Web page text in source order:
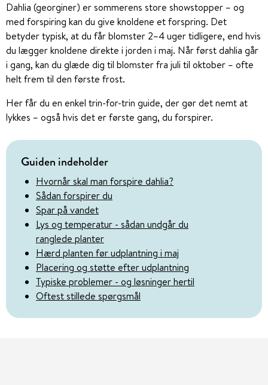
Dahlia (georginer) er sommerens store showstopper – og
med forspiring kan du give knoldene et forspring. Det
betyder typisk, at du får blomster 2–4 uger tidligere, end hvis
du lægger knoldene direkte i jorden i maj. Når først dahlia går
i gang, kan du glæde dig til blomster fra juli til oktober – ofte
helt frem til den første frost.
Her får du en enkel trin-for-trin guide, der gør det nemt at
lykkes – også hvis det er første gang, du forspirer.
Guiden indeholder
Hvornår skal man forspire dahlia?
Sådan forspirer du
Spar på vandet
Lys og temperatur - sådan undgår du
ranglede planter
Hærd planten før udplantning i maj
Placering og støtte efter udplantning
Typiske problemer - og løsninger hertil
Oftest stillede spørgsmål